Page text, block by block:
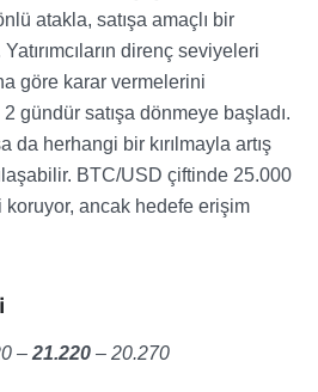
atakla, satışa amaçlı bir
direnç seviyeleri
göre karar vermelerini
gündür satışa dönmeye başladı.
da herhangi bir kırılmayla artış
BTC/USD çiftinde 25.000
ancak hedefe erişim
– 21.220 – 20.270